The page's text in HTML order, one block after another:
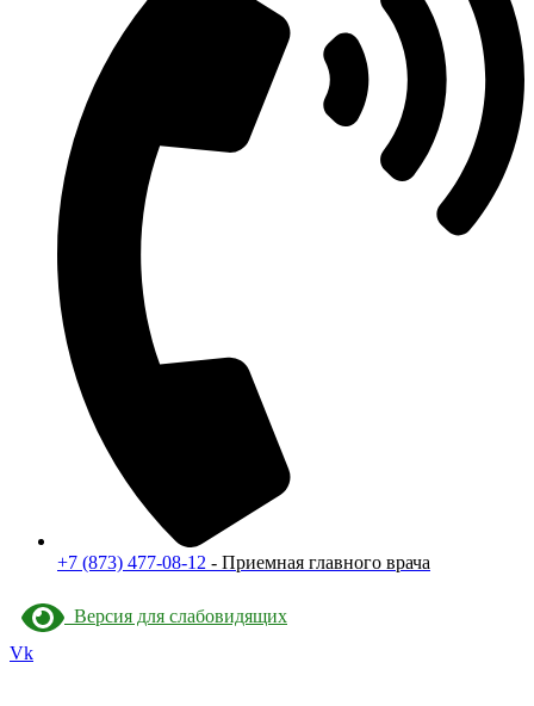
+7 (873) 477-08-12 - Приемная главного врача
Версия для слабовидящих
Vk